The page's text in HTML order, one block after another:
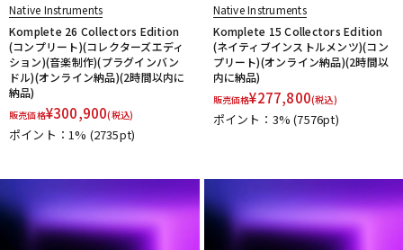
アンプ エフェクター
DTM
配信/ライブ機器 楽器アクセサリ
Native Instruments
Komplete 26 Collectors Edition
(コンプリート)(コレクターズエディ
ション)(音楽制作)(プラグインバン
ドル)(オンライン納品)(2時間以内に
納品)
販売価格¥300,900(税込)
ポイント：1% (2735pt)
Native Instruments
Komplete 15 Collectors Edition
(ネイティブインストルメンツ)(コン
プリート)(オンライン納品)(2時間以
内に納品)
販売価格¥277,800(税込)
ポイント：3%(7576pt)